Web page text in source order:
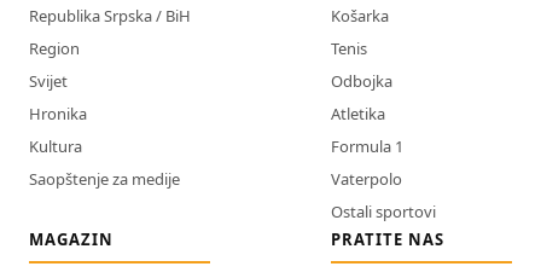
Republika Srpska / BiH
Region
Svijet
Hronika
Kultura
Saopštenje za medije
Košarka
Tenis
Odbojka
Atletika
Formula 1
Vaterpolo
Ostali sportovi
MAGAZIN
PRATITE NAS